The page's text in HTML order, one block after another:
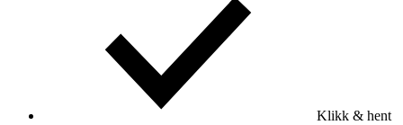
Klikk & hent